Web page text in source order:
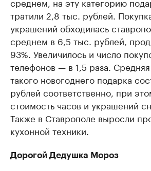
тратили 2,8 тыс. рублей.
украшений обходилась
среднем в 6,5 тыс. рублей,
93%. Увеличилось и число
телефонов — в 1,5 раза.
такого новогоднего подарка
рублей соответственно, при
стоимость часов и украшений
Также в Ставрополе выросли
кухонной техники.
Дорогой Дедушка Мороз